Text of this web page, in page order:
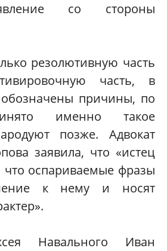
со стороны
резолютивную часть
часть, в
обозначены причины, по
именно такое
позже. Адвокат
заявила, что «истец
что оспариваемые фразы
к нему и носят
Навального Иван